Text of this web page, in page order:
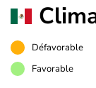
Défavorable
Favorable